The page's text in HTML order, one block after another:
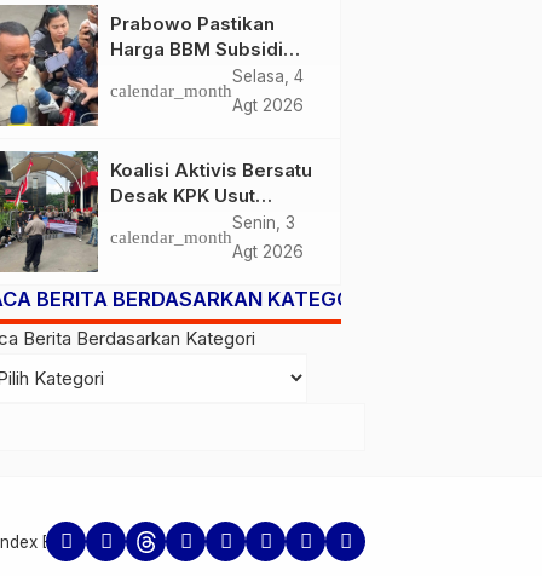
Prabowo Pastikan
Harga BBM Subsidi
Tetap, BBM Non-
Subsidi Berpeluang
calendar_month
Selasa, 4
Agt 2026
Koalisi Aktivis Bersatu
Desak KPK Usut
Dugaan Kolusi Proyek
RSUD Kolaka Timur,
PT Arafah Alam
Sejahtera Diminta
Diperiksa
calendar_month
Senin, 3
Agt 2026
BERITA BERDASARKAN KATEGORI
Berita Berdasarkan Kategori
Berita Kader 21Kirim Artikel Baru Kode Etik Jurnalistik